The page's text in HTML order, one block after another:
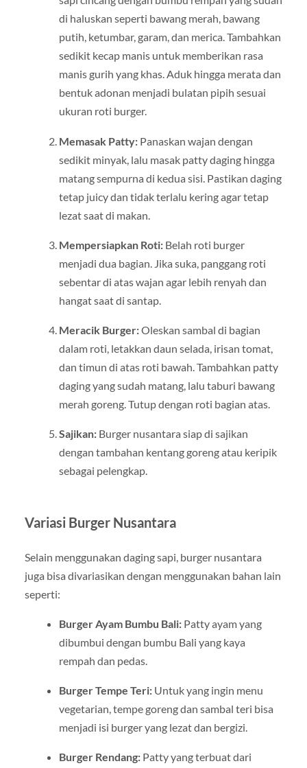
di haluskan seperti bawang merah, bawang
putih, ketumbar, garam, dan merica. Tambahkan
sedikit kecap manis untuk memberikan rasa
manis gurih yang khas. Aduk hingga merata dan
bentuk adonan menjadi bulatan pipih sesuai
ukuran roti burger.
Memasak Patty:Panaskan wajan dengan
sedikit minyak, lalu masak patty daging hingga
matang sempurna di kedua sisi. Pastikan daging
tetap juicy dan tidak terlalu kering agar tetap
lezat saat di makan.
Mempersiapkan Roti:Belah roti burger
menjadi dua bagian. Jika suka, panggang roti
sebentar di atas wajan agar lebih renyah dan
hangat saat di santap.
Meracik Burger:Oleskan sambal di bagian
dalam roti, letakkan daun selada, irisan tomat,
dan timun di atas roti bawah. Tambahkan patty
daging yang sudah matang, lalu taburi bawang
merah goreng. Tutup dengan roti bagian atas.
Sajikan:Burger nusantara siap di sajikan
dengan tambahan kentang goreng atau keripik
sebagai pelengkap.
Variasi Burger Nusantara
Selain menggunakan daging sapi, burger nusantara
juga bisa divariasikan dengan menggunakan bahan lain
seperti:
Burger Ayam Bumbu Bali:Patty ayam yang
dibumbui dengan bumbu Bali yang kaya
rempah dan pedas.
Burger Tempe Teri:Untuk yang ingin menu
vegetarian, tempe goreng dan sambal teri bisa
menjadi isi burger yang lezat dan bergizi.
Burger Rendang:Patty yang terbuat dari